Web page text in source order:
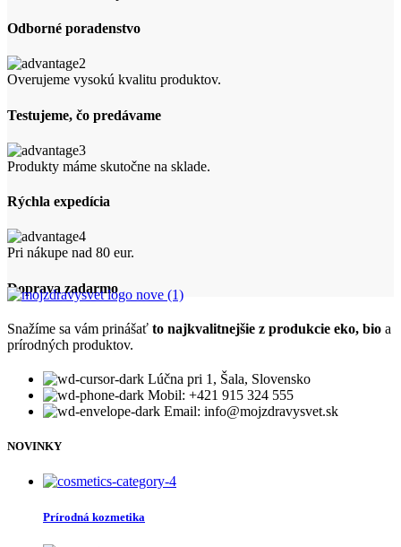
Odborné poradenstvo
Overujeme vysokú kvalitu produktov.
Testujeme, čo predávame
Produkty máme skutočne na sklade.
Rýchla expedícia
Pri nákupe nad 80 eur.
Doprava zadarmo
Snažíme sa vám prinášať to najkvalitnejšie z produkcie eko, bio a
prírodných produktov.
Lúčna pri 1, Šala, Slovensko
Mobil: +421 915 324 555
Email: info@mojzdravysvet.sk
NOVINKY
Prírodná kozmetika